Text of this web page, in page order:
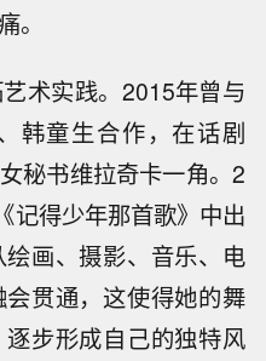
。
术实践。2015年曾与
韩童生合作，在话剧
秘书维拉奇卡一角。2
记得少年那首歌》中出
画、摄影、音乐、电
贯通，这使得她的舞
步形成自己的独特风